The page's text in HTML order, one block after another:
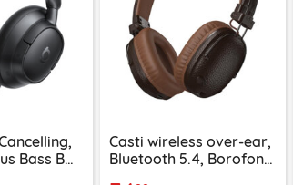
Bass BH1
Casti wireless over-ear,
Bluetooth 5.4, Borofone